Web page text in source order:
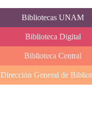
Bibliotecas UNAM
Biblioteca Digital
Biblioteca Central
Dirección General de